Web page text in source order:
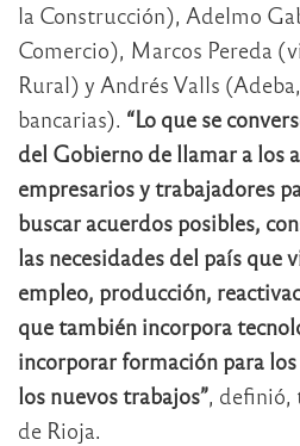
la Construcción), Adelmo
Comercio), Marcos Pereda
Rural) y Andrés Valls
bancarias). “Lo que se
del Gobierno de llamar a los
empresarios y trabajadores
buscar acuerdos posibles,
las necesidades del país que
empleo, producción,
que también incorpora
incorporar formación para
los nuevos trabajos”, definió,
de Rioja.